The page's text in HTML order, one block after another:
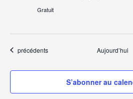
Gratuit
Évènements
précédents Aujourd’hui
S’abonner au